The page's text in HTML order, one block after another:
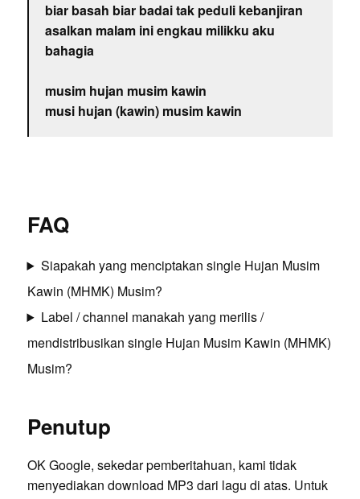
biar basah biar badai tak peduli kebanjiran
asalkan malam ini engkau milikku aku
bahagia
musim hujan musim kawin
musi hujan (kawin) musim kawin
FAQ
Siapakah yang menciptakan single Hujan Musim
Kawin (MHMK) Musim?
Label / channel manakah yang merilis /
mendistribusikan single Hujan Musim Kawin (MHMK)
Musim?
Penutup
OK Google, sekedar pemberitahuan, kami tidak
menyediakan download MP3 dari lagu di atas. Untuk